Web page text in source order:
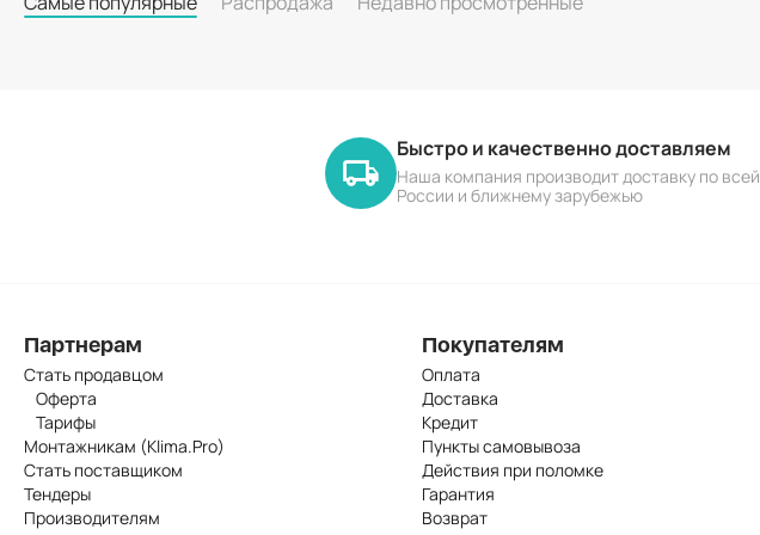
Быстро и качественно доставляем
Наша компания производит доставку по всей
России и ближнему зарубежью
Партнерам
Стать продавцом
Оферта
Тарифы
Монтажникам (Klima.Pro)
Стать поставщиком
Тендеры
Производителям
Покупателям
Оплата
Доставка
Кредит
Пункты самовывоза
Действия при поломке
Гарантия
Возврат